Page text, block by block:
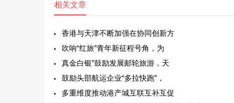
相关文章
香港与天津不断加强在协同创新方
吹响“红旅”青年新征程号角，为
真金白银”鼓励发展邮轮旅游，天
鼓励头部航运企业“多拉快跑”，
多重维度推动港产城互联互补互促